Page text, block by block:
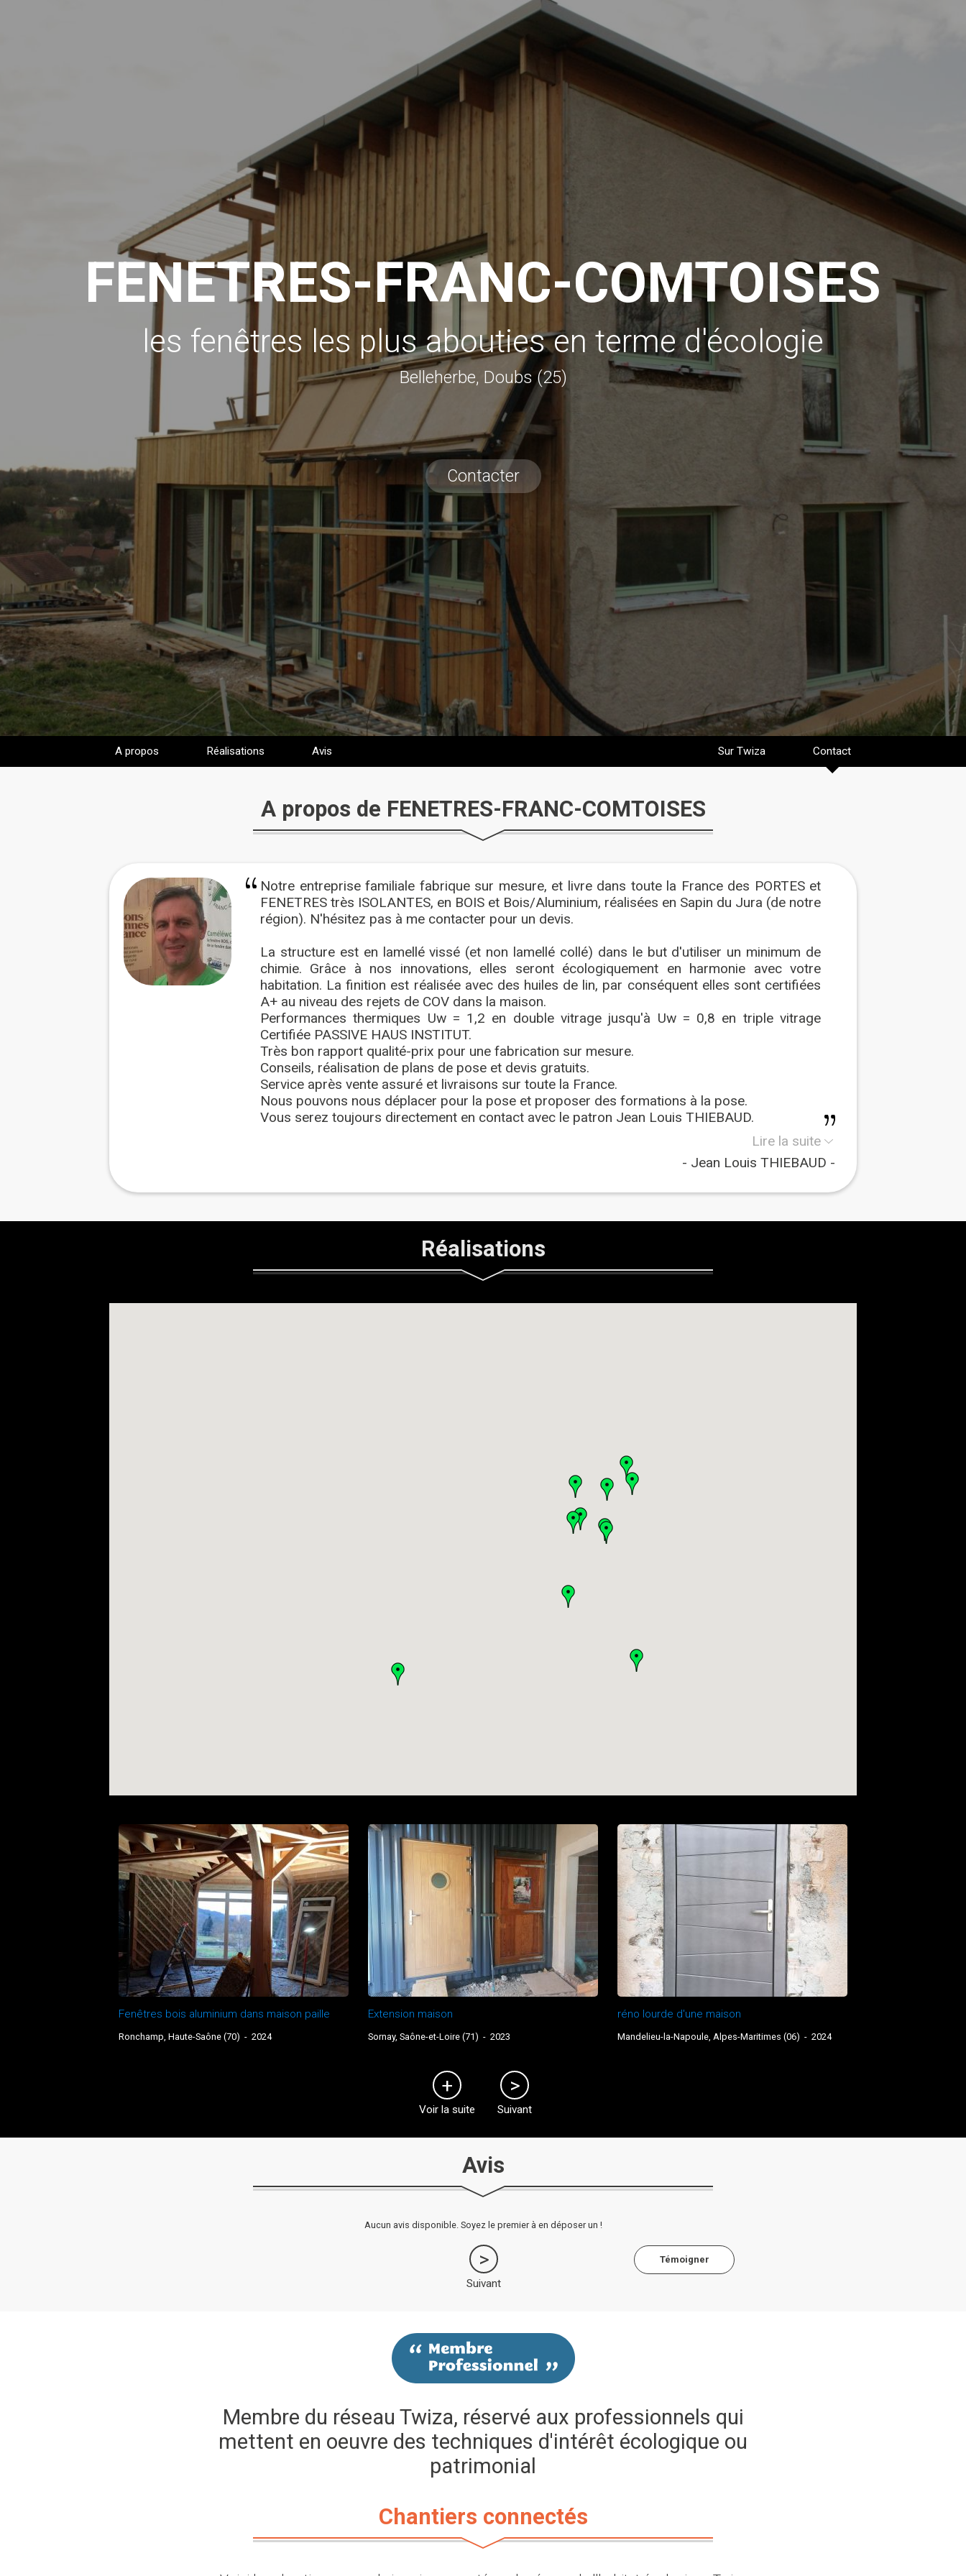
FENETRES-FRANC-COMTOISES
les fenêtres les plus abouties en terme d'écologie
Belleherbe, Doubs (25)
Contacter
A propos Réalisations Avis Sur Twiza Contact
A propos de FENETRES-FRANC-COMTOISES
Notre entreprise familiale fabrique sur mesure, et livre dans toute la France des PORTES et
FENETRES très ISOLANTES, en BOIS et Bois/Aluminium, réalisées en Sapin du Jura (de notre
région). N'hésitez pas à me contacter pour un devis.
La structure est en lamellé vissé (et non lamellé collé) dans le but d'utiliser un minimum de
chimie. Grâce à nos innovations, elles seront écologiquement en harmonie avec votre
habitation. La finition est réalisée avec des huiles de lin, par conséquent elles sont certifiées
A+ au niveau des rejets de COV dans la maison.
Performances thermiques Uw = 1,2 en double vitrage jusqu'à Uw = 0,8 en triple vitrage
Certifiée PASSIVE HAUS INSTITUT.
Très bon rapport qualité-prix pour une fabrication sur mesure.
Conseils, réalisation de plans de pose et devis gratuits.
Service après vente assuré et livraisons sur toute la France.
Nous pouvons nous déplacer pour la pose et proposer des formations à la pose.
Vous serez toujours directement en contact avec le patron Jean Louis THIEBAUD.
Jean Louis THIEBAUD
Lire la suite
Réalisations
Fenêtres bois aluminium dans maison paille
Ronchamp, Haute-Saône (70) -2024
Extension maison
Sornay, Saône-et-Loire (71) - 2023
réno lourde d'une maison
Mandelieu-la-Napoule, Alpes-Maritimes (06) - 2024
Voir la suite Suivant
Avis
Aucun avis disponible. Soyez le premier à en déposer un !
Témoigner
Suivant
Membre du réseau Twiza, réservé aux professionnels qui
mettent en oeuvre des techniques d'intérêt écologique ou
patrimonial
Chantiers connectés